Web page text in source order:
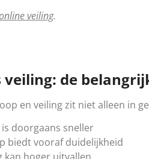
veiling.
veiling: de
en veiling zit niet alleen in
doorgaans sneller
biedt vooraf duidelijkheid